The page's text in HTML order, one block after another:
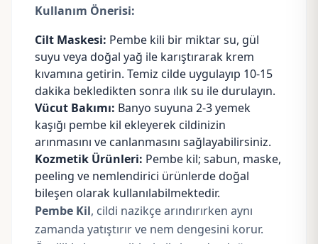
Kullanım Önerisi:
Cilt Maskesi: Pembe kili bir miktar su, gül
suyu veya doğal yağ ile karıştırarak krem
kıvamına getirin. Temiz cilde uygulayıp 10-15
dakika bekledikten sonra ılık su ile durulayın.
Vücut Bakımı: Banyo suyuna 2-3 yemek
kaşığı pembe kil ekleyerek cildinizin
arınmasını ve canlanmasını sağlayabilirsiniz.
Kozmetik Ürünleri: Pembe kil; sabun, maske,
peeling ve nemlendirici ürünlerde doğal
bileşen olarak kullanılabilmektedir.
Pembe Kil, cildi nazikçe arındırırken aynı
zamanda yatıştırır ve nem dengesini korur.